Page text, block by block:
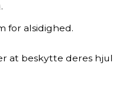
for alsidighed.
at beskytte deres hjul